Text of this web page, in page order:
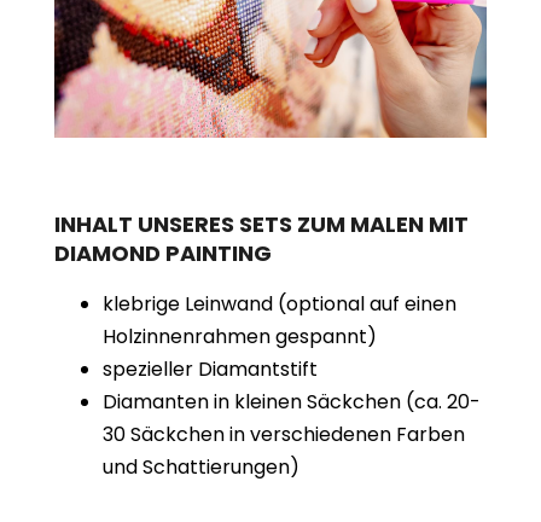
INHALT UNSERES SETS ZUM MALEN MIT
DIAMOND PAINTING
klebrige Leinwand (optional auf einen
Holzinnenrahmen gespannt)
spezieller Diamantstift
Diamanten in kleinen Säckchen (ca. 20-
30 Säckchen in verschiedenen Farben
und Schattierungen)